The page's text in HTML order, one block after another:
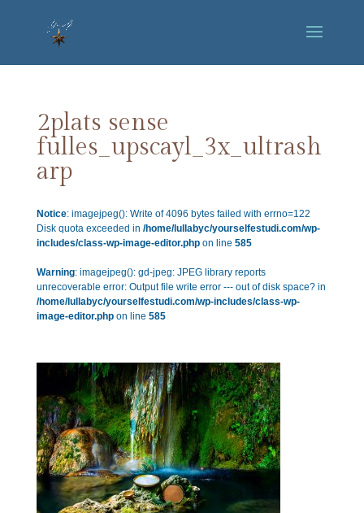
2plats sense
fulles_upscayl_3x_ultrash
arp
Notice: imagejpeg(): Write of 4096 bytes failed with errno=122
Disk quota exceeded in /home/lullabyc/yourselfestudi.com/wp-
includes/class-wp-image-editor.phpon line 585
Warning: imagejpeg(): gd-jpeg: JPEG library reports
unrecoverable error: Output file write error --- out of disk space? in
/home/lullabyc/yourselfestudi.com/wp-includes/class-wp-
image-editor.phpon line 585